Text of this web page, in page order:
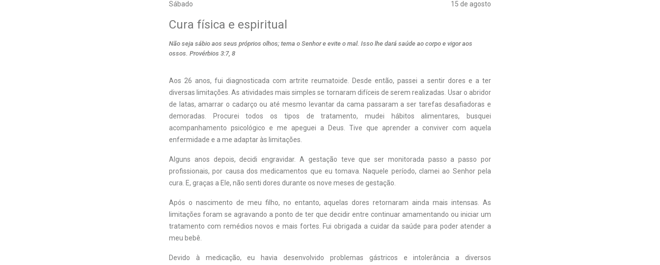
Sábado 15 de agosto
Cura física e espiritual
Não seja sábio aos seus próprios olhos; tema o Senhor e evite o mal. Isso lhe dará saúde ao corpo e vigor aos
ossos. Provérbios 3:7, 8
Aos 26 anos, fui diagnosticada com artrite reumatoide. Desde então, passei a sentir dores e a ter
diversas limitações. As atividades mais simples se tornaram difíceis de serem realizadas. Usar o abridor
de latas, amarrar o cadarço ou até mesmo levantar da cama passaram a ser tarefas desafiadoras e
demoradas. Procurei todos os tipos de tratamento, mudei hábitos alimentares, busquei
acompanhamento psicológico e me apeguei a Deus. Tive que aprender a conviver com aquela
enfermidade e a me adaptar às limitações.
Alguns anos depois, decidi engravidar. A gestação teve que ser monitorada passo a passo por
profissionais, por causa dos medicamentos que eu tomava. Naquele período, clamei ao Senhor pela
cura. E, graças a Ele, não senti dores durante os nove meses de gestação.
Após o nascimento de meu filho, no entanto, aquelas dores retornaram ainda mais intensas. As
limitações foram se agravando a ponto de ter que decidir entre continuar amamentando ou iniciar um
tratamento com remédios novos e mais fortes. Fui obrigada a cuidar da saúde para poder atender a
meu bebê.
Devido à medicação, eu havia desenvolvido problemas gástricos e intolerância a diversos